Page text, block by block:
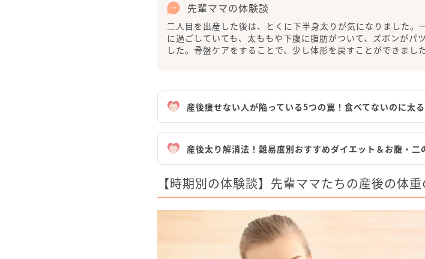
先輩ママの体験談
二人目を出産した後は、とくに下半身太りが気になりました。
に過ごしていても、太ももや下腹に脂肪がついて、ズボンがパ
した。骨盤ケアをすることで、少し体形を戻すことができました
産後痩せない人が陥っている5つの罠！食べてないのに太
産後太り解消法！難易度別おすすめダイエット＆お腹・
【時期別の体験談】先輩ママたちの産後の体重